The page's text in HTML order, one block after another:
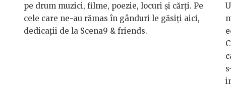
pe drum muzici, filme, poezie, locuri și cărți. Pe
cele care ne-au rămas în gânduri le găsiți aici,
dedicații de la Scena9 & friends.